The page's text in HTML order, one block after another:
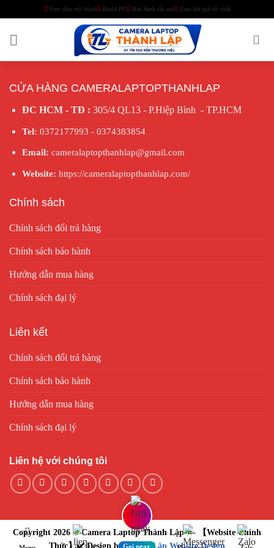
content
Free ship nội thành Build PC Bảo hành tận nơi Cam kết giá tốt nhất
CỬA HÀNG CAMERALAPTOPTHANHLAP
ĐC HCM - TĐ : 305/4 QL13 - P.Hiệp Bình - TP.HCM
Tel: 0372177993 - 0374383854
Email: cameralaptopthanhlap@gmail.com
Website: https://cameralaptopthanhlap.com/
Chính sách
Chính sách đổi trả hàng
Chính sách bảo hành
Hướng dẫn mua hàng
Chính sách đại lý
Liên kết
Chính sách đổi trả hàng
Chính sách bảo hành
Hướng dẫn mua hàng
Chính sách đại lý
Liên hệ với chúng tôi
Copyright 2026 © Camera Laptop Thành Lập ⭐️- 【Website Chính
Thức】✔️ Design byThành Lập Website Design
Gọi ngay